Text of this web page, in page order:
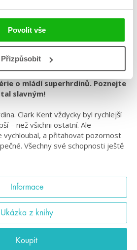
Povolit vše
Přizpůsobit
Série: DC Icons
#standalone
Batmanovi a Catwoman přichází
o mládí superhrdinů. Poznejte
slavným!
Clark Kent vždycky byl rychlejší
– než všichni ostatní. Ale
vychloubal, a přitahovat pozornost
Všechny své schopnosti ještě
Informace
Ukázka z knihy
Koupit